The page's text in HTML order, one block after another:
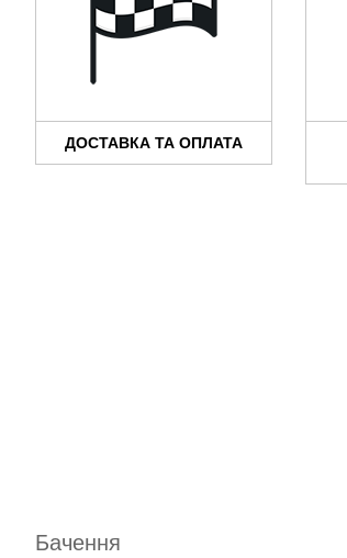
ДОСТАВКА ТА ОПЛАТА
Бачення